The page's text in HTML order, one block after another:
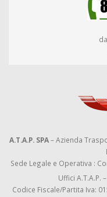
A.T.A.P. SPA– Azienda
Sede Legale e Operativa :
Uffici A.T.A.P.
Codice Fiscale/Partita Iva: